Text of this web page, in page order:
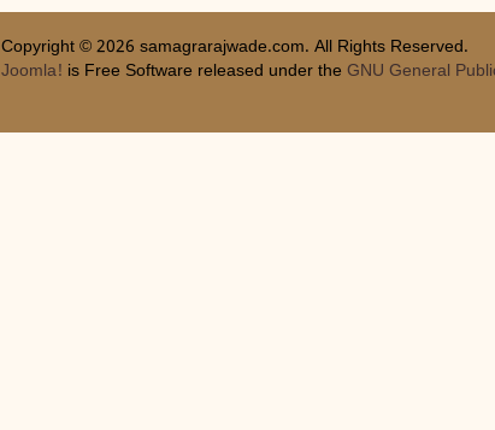
Copyright © 2026 samagrarajwade.com. All Rights Reserved.
Joomla! is Free Software released under the GNU General